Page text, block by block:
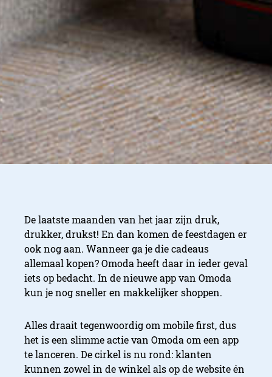
Ideaal voor de
De laatste maanden van het jaar zijn druk,
drukker, drukst! En dan komen de feestdagen er
ook nog aan. Wanneer ga je die cadeaus
allemaal kopen? Omoda heeft daar in ieder geval
iets op bedacht. In de nieuwe app van Omoda
kun je nog sneller en makkelijker shoppen.
Alles draait tegenwoordig om mobile first, dus
het is een slimme actie van Omoda om een app
te lanceren. De cirkel is nu rond: klanten
kunnen zowel in de winkel als op de website én